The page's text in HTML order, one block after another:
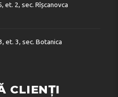
et. 2, sec. Rîșcanovca
et. 3, sec. Botanica
CLIENȚI